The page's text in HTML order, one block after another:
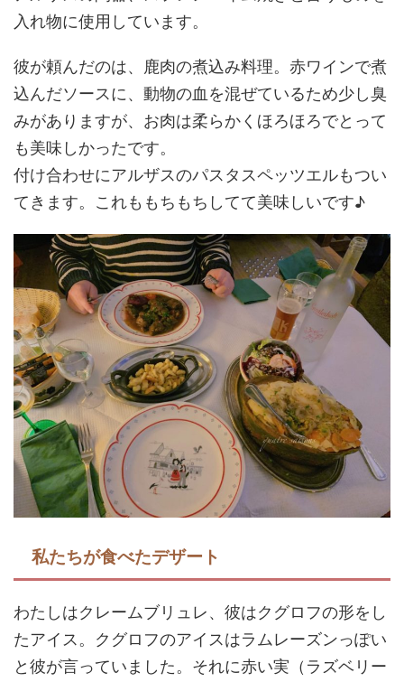
入れ物に使用しています。
彼が頼んだのは、鹿肉の煮込み料理。赤ワインで煮
込んだソースに、動物の血を混ぜているため少し臭
みがありますが、お肉は柔らかくほろほろでとって
も美味しかったです。
付け合わせにアルザスのパスタスペッツエルもつい
てきます。これももちもちしてて美味しいです♪
私たちが食べたデザート
わたしはクレームブリュレ、彼はクグロフの形をし
たアイス。クグロフのアイスはラムレーズンっぽい
と彼が言っていました。それに赤い実（ラズベリー